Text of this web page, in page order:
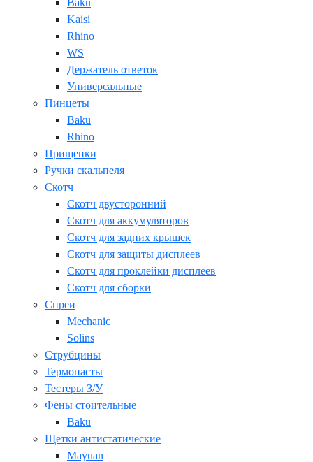
Baku
Kaisi
Rhino
WS
Держатель ответок
Универсальные
Пинцеты
Baku
Rhino
Прищепки
Ручки скальпеля
Скотч
Скотч двусторонний
Скотч для аккумуляторов
Скотч для задних крышек
Скотч для защиты дисплеев
Скотч для проклейки дисплеев
Скотч для сборки
Спреи
Mechanic
Solins
Струбцины
Термопасты
Тестеры З/У
Фены стоительные
Baku
Щетки антистатические
Mayuan